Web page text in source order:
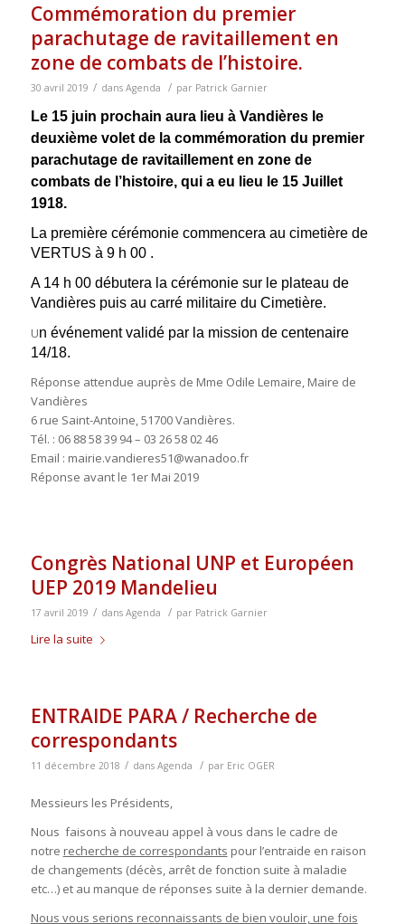
Commémoration du premier
parachutage de ravitaillement en
zone de combats de l’histoire.
30 avril 2019 / dans Agenda / par Patrick Garnier
Le 15 juin prochain aura lieu à Vandières le
deuxième volet de la commémoration du premier
parachutage de ravitaillement en zone de
combats de l’histoire, qui a eu lieu le 15 Juillet
1918.
La première cérémonie commencera au cimetière de
VERTUS à 9 h 00 .
A 14 h 00 débutera la cérémonie sur le plateau de
Vandières puis au carré militaire du Cimetière.
Un événement validé par la mission de centenaire
14/18.
Réponse attendue auprès de Mme Odile Lemaire, Maire de
Vandières
6 rue Saint-Antoine, 51700 Vandières.
Tél. : 06 88 58 39 94 – 03 26 58 02 46
Email : mairie.vandieres51@wanadoo.fr
Réponse avant le 1er Mai 2019
Congrès National UNP et Européen
UEP 2019 Mandelieu
17 avril 2019 / dans Agenda / par Patrick Garnier
Lire la suite
ENTRAIDE PARA / Recherche de
correspondants
11 décembre 2018 / dans Agenda / par Eric OGER
Messieurs les Présidents,
Nous faisons à nouveau appel à vous dans le cadre de
notre recherche de correspondants pour l’entraide en raison
de changements (décès, arrêt de fonction suite à maladie
etc…) et au manque de réponses suite à la dernier demande.
Nous vous serions reconnaissants de bien vouloir, une fois